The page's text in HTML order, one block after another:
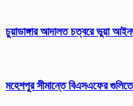
চুয়াডাঙ্গার আদালত চত্বরে ভুয়া
মহেশপুর সীমান্তে বিএসএফের